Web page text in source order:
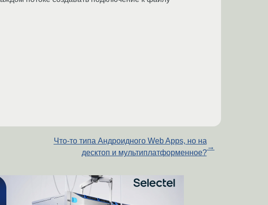
Что-то типа Андроидного Web Apps, но на
десктоп и мультиплатформенное?
→